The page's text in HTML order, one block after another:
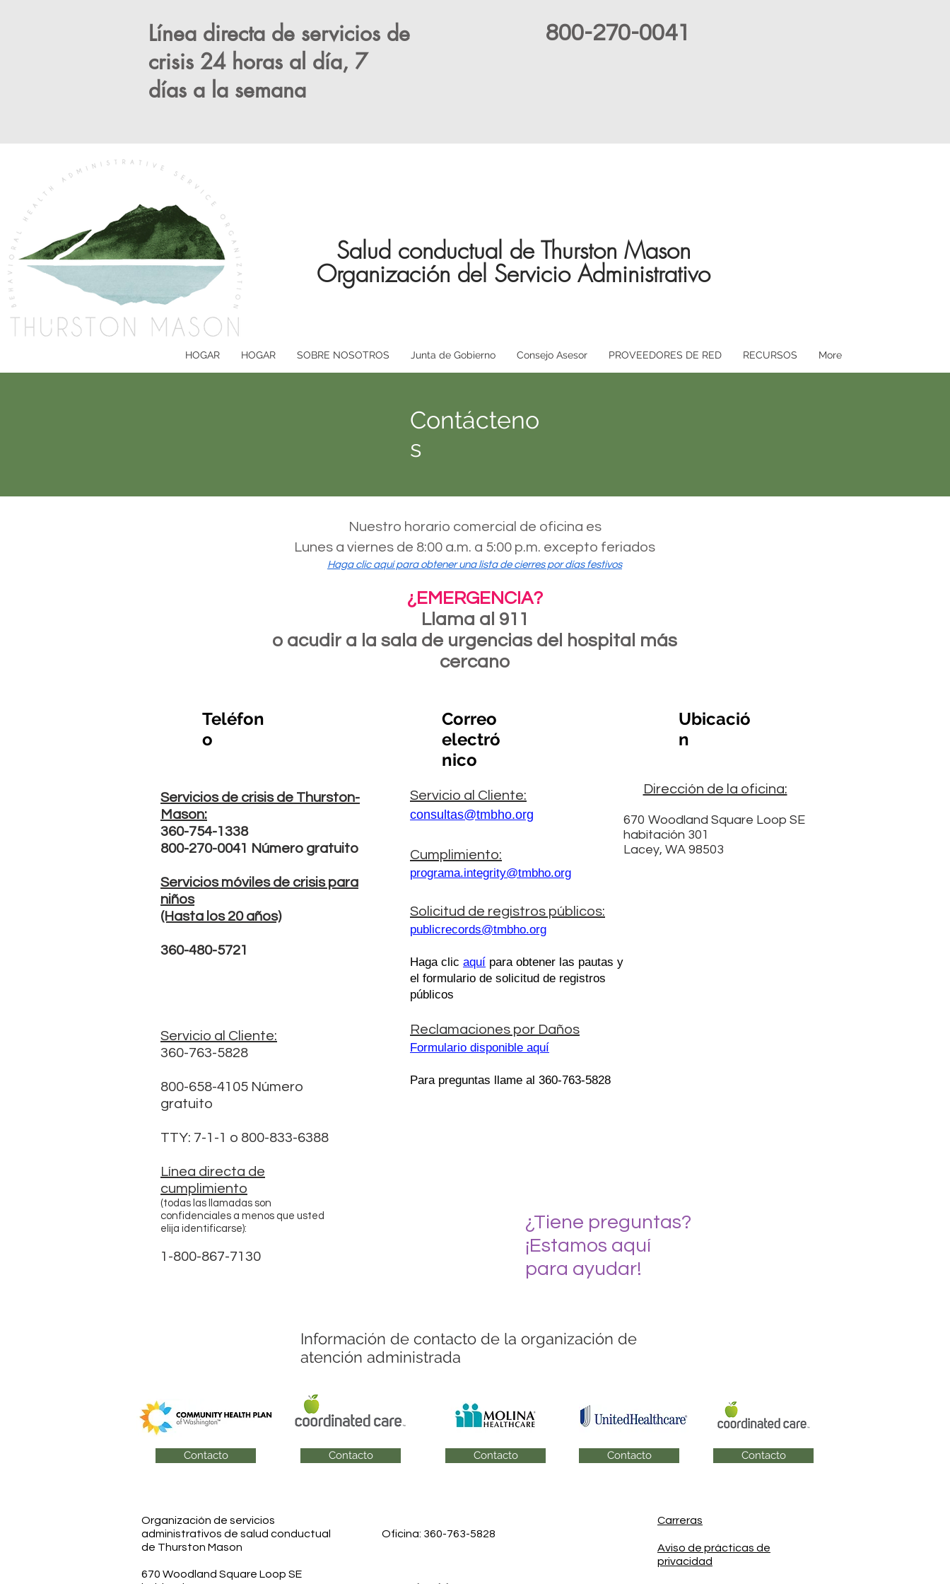
Línea directa de servicios de
crisis 24 horas al día, 7
días a la semana
800-270-0041
Salud conductual de Thurston Mason
Organización del Servicio Administrativo
HOGAR HOGAR SOBRE NOSOTROS Junta de Gobierno Consejo Asesor PROVEEDORES DE RED RECURSOS More
Contácteno
s
Nuestro horario comercial de oficina es
Lunes a viernes de 8:00 a.m. a 5:00 p.m. excepto feriados
Haga clic aquí para obtener una lista de cierres por días festivos
¿EMERGENCIA?
Llama al 911
o acudir a la sala de urgencias del hospital más
cercano
Teléfon
o
Servicios de crisis de Thurston-
Mason:
360-754-1338
800-270-0041 Número gratuito
Servicios móviles de crisis para
niños
(Hasta los 20 años)
360-480-5721
Servicio al Cliente:
360-763-5828
800-658-4105 Número
gratuito
TTY: 7-1-1 o 800-833-6388
Línea directa de
cumplimiento
(todas las llamadas son
confidenciales a menos que usted
elija identificarse):
1-800-867-7130
Correo
electró
nico
Ubicació
n
Servicio al Cliente:
consultas@tmbho.org
Cumplimiento:
programa.integrity@tmbho.org
Solicitud de registros públicos:
publicrecords@tmbho.org
Haga clic aquí para obtener las pautas y
el formulario de solicitud de registros
públicos
Reclamaciones por Daños
Formulario disponible aquí
Para preguntas llame al 360-763-5828
Dirección de la oficina:
670 Woodland Square Loop SE
habitación 301
Lacey, WA 98503
¿Tiene preguntas?
¡Estamos aquí
para ayudar!
Información de contacto de la organización de
atención administrada
Contacto Contacto Contacto Contacto Contacto
Organización de servicios
administrativos de salud conductual
de Thurston Mason
670 Woodland Square Loop SE
Oficina: 360-763-5828
Carreras
Aviso de prácticas de
privacidad